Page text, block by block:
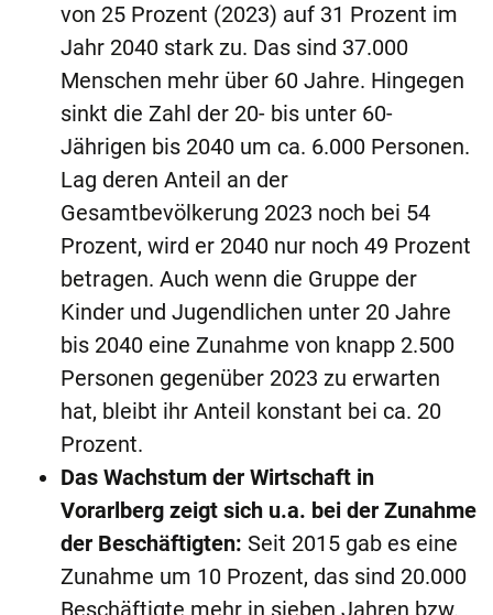
von 25 Prozent (2023) auf 31 Prozent im
Jahr 2040 stark zu. Das sind 37.000
Menschen mehr über 60 Jahre. Hingegen
sinkt die Zahl der 20- bis unter 60-
Jährigen bis 2040 um ca. 6.000 Personen.
Lag deren Anteil an der
Gesamtbevölkerung 2023 noch bei 54
Prozent, wird er 2040 nur noch 49 Prozent
betragen. Auch wenn die Gruppe der
Kinder und Jugendlichen unter 20 Jahre
bis 2040 eine Zunahme von knapp 2.500
Personen gegenüber 2023 zu erwarten
hat, bleibt ihr Anteil konstant bei ca. 20
Prozent.
Das Wachstum der Wirtschaft in
Vorarlberg zeigt sich u.a. bei der Zunahme
der Beschäftigten: Seit 2015 gab es eine
Zunahme um 10 Prozent, das sind 20.000